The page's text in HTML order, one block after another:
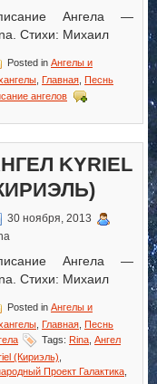
Ангела —
Стихи: Михаил
Posted in Ангелы и
Главная Песнь
ангелов
KYRIEL
30 ноября, 2013
Ангела —
Стихи: Михаил
Posted in Ангелы и
Главная Песнь
Tags: Rina Ангел
(Кириэль)
Проект Галактика